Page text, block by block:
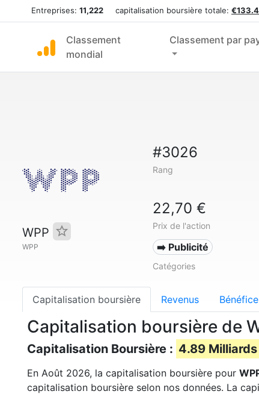
Entreprises: 11,222 capitalisation boursière totale:
Classement
mondial
Classement par
WPP
WPP
#3026
Rang
22,70 €
Prix de l'action
➡️ Publicité
Catégories
Capitalisation boursière Revenus
Capitalisation boursière de
Capitalisation Boursière : 4.89
En Août 2026, la capitalisation boursière pour
capitalisation boursière selon nos données. La